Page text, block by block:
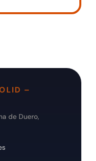
–
de Duero,